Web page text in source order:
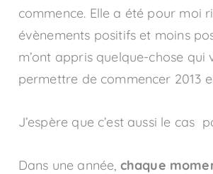
commence. Elle a été pour moi
évènements positifs et moins
m’ont appris quelque-chose qui
permettre de commencer 2013
J’espère que c’est aussi le cas
Dans une année, chaque